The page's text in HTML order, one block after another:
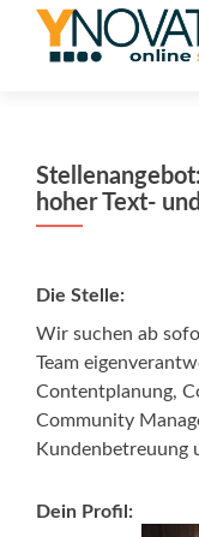
hoher Text-
Die Stelle:
Wir suchen ab
Team
Contentplanung,
Community
Kundenbetreuung
Dein Profil: